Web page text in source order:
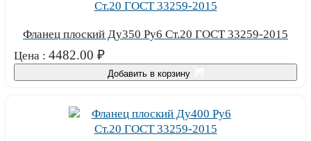
Фланец плоский Ду350 Ру6 Ст.20 ГОСТ 33259-2015
Цена : 4482.00 ₽
Добавить в корзину